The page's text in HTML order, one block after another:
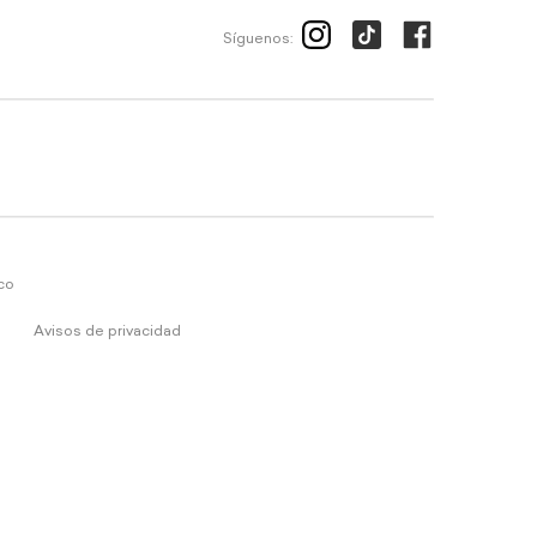
Síguenos:
Avisos de privacidad